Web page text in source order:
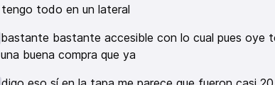
tengo todo en un lateral
bastante bastante accesible con lo cual pues oye
una buena compra que ya